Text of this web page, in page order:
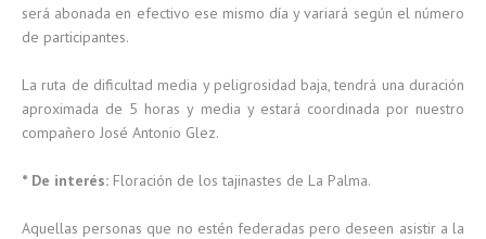
será abonada en efectivo ese mismo día y variará según el número
de participantes.
La ruta de dificultad media y peligrosidad baja, tendrá una duración
aproximada de 5 horas y media y estará coordinada por nuestro
compañero José Antonio Glez.
* De interés: Floración de los tajinastes de La Palma.
Aquellas personas que no estén federadas pero deseen asistir a la